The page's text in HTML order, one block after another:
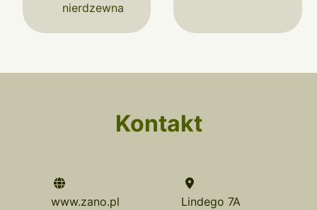
nierdzewna
Kontakt
www.zano.pl
Lindego 7A